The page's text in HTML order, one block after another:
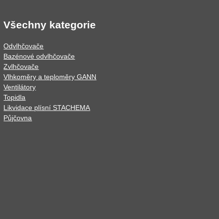
Všechny kategorie
Odvlhčovače
Bazénové odvlhčovače
Zvlhčovače
Vlhkoměry a teploměry GANN
Ventilátory
Topidla
Likvidace plísní STACHEMA
Půjčovna